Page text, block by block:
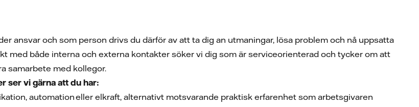
ansvar och som person drivs du därför av att ta dig an utmaningar, lösa problem och nå uppsatta
med både interna och externa kontakter söker vi dig som är serviceorienterad och tycker om att
samarbete med kollegor.
ser vi gärna att du har:
automation eller elkraft, alternativt motsvarande praktisk erfarenhet som arbetsgivaren